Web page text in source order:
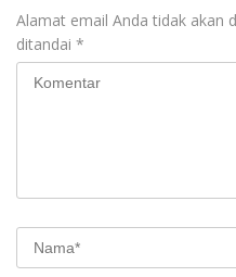
Alamat email Anda tidak akan
ditandai *